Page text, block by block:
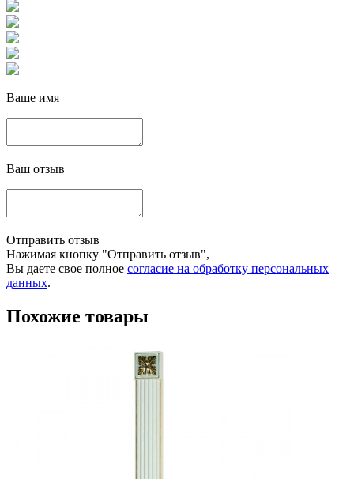
Ваше имя
Ваш отзыв
Отправить отзыв
Нажимая кнопку "Отправить отзыв",
Вы даете свое полное согласие на обработку персональных
данных.
Похожие товары